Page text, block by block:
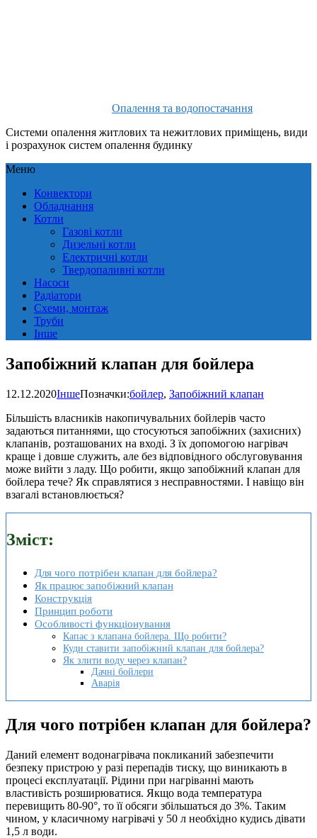
Опалення та водопостачання
Системи опалення житлових та нежитлових приміщень, види
і розрахунок систем опалення будинку
Меню
Конвектори
Обладнання
Котли
Газові котли
Дизельні котли
Електричні котли
Твердопаливні котли
Насоси
Радіатори
Схеми, монтаж
Труби
Інше
Запобіжний клапан для бойлера
12.12.2020ІншеПозначки:бойлер, Запобіжний клапан
Більшість власників накопичувальних бойлерів часто
задаються питаннями, що стосуються запобіжних (захисних)
клапанів, розташованих на вході. З їх допомогою нагрівач
краще і довше служить, але без відповідного обслуговування
може вийти з ладу. Що робити, якщо запобіжний клапан для
бойлера тече? Як справлятися з несправностями. І навіщо він
взагалі встановлюється?
Зміст:
Для чого потрібен клапан для бойлера?
Як працює запобіжний клапан
Конструкція
Принцип роботи
Особливості функціонування
Капає з клапана бойлера. Що робити?
Куди ставити запобіжний клапан для бойлера?
Як злити воду через клапан?
Дачні бойлери
Аварія
Для чого потрібен клапан для бойлера?
Даний елемент водонагрівача покликаний забезпечити
безпеку пристрою у разі перепадів тиску, що виникають в
процесі експлуатації. Рідини при нагріванні мають
властивість розширюватися. Якщо вода температура
перевищить 80-90°, то її обсяги збільшаться до 3%. Таким
чином, у класичному нагрівачі у 50 л необхідно кудись дівати
1,5 л води.